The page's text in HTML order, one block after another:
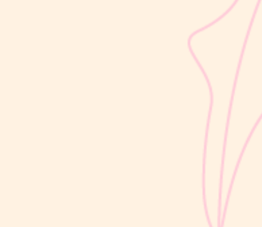
dalam masa 1000 Hari Pertama Kehidupan (HPK). Pada tahap ini,
perkembangan si Kecil berlangsung sangat pesat, mulai dari
kemampuan berjalan, berbicara, hingga berinteraksi dengan orang